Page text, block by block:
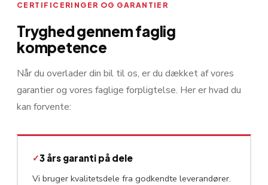
CERTIFICERINGER OG GARANTIER
Tryghed gennem faglig
kompetence
Når du overlader din bil til os, er du dækket af vores
garantier og vores faglige forpligtelse. Her er hvad du
kan forvente:
✓3 års garanti på dele
Vi bruger kvalitetsdele fra godkendte leverandører.